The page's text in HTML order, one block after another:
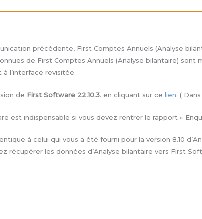
précédente, First Comptes Annuels (Analyse
de First Comptes Annuels (Analyse bilantaire)
l’interface revisitée.
de First Software 22.10.3. en cliquant sur ce lien. (
est indispensable si vous devez rentrer le rapport «
à celui qui vous a été fourni pour la version 8.10
récupérer les données d’Analyse bilantaire vers First